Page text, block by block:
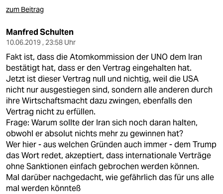
zum Beitrag
Manfred Schulten
10.06.2019 , 23:58 Uhr
Fakt ist, dass die Atomkommission der UNO dem Iran
bestätigt hat, dass er den Vertrag eingehalten hat.
Jetzt ist dieser Vertrag null und nichtig, weil die USA
nicht nur ausgestiegen sind, sondern alle anderen durch
ihre Wirtschaftsmacht dazu zwingen, ebenfalls den
Vertrag nicht zu erfüllen.
Frage: Warum sollte der Iran sich noch daran halten,
obwohl er absolut nichts mehr zu gewinnen hat?
Wer hier - aus welchen Gründen auch immer - dem Trump
das Wort redet, akzeptiert, dass internationale Verträge
ohne Sanktionen einfach gebrochen werden können.
Mal darüber nachgedacht, wie gefährlich das für uns alle
mal werden könnteß